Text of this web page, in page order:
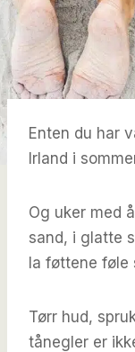
Enten du har
Irland i
Og uker med
sand, i glatte
la føttene føle
Tørr hud,
tånegler er